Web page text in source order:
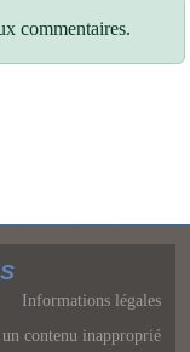
commentaires.
Informations légales
contenu inapproprié